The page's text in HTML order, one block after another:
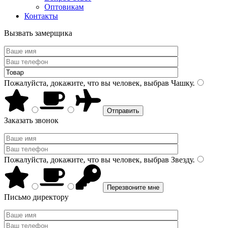
Оптовикам
Контакты
Вызвать замерщика
Пожалуйста, докажите, что вы человек, выбрав Чашку.
Заказать звонок
Пожалуйста, докажите, что вы человек, выбрав Звезду.
Письмо директору